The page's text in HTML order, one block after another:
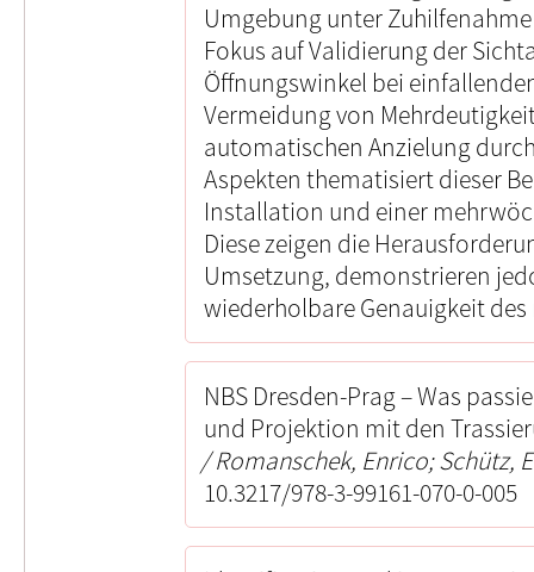
Umgebung unter
Fokus auf Validierung der
Öffnungswinkel bei
Vermeidung von
automatischen Anzielung
Aspekten thematisiert dieser
Installation und einer
Diese zeigen die
Umsetzung, demonstrieren
wiederholbare Genauigkeit
NBS Dresden-Prag – Was
und Projektion mit den
Romanschek, Enrico; Schütz,
10.3217/978-3-99161-070-0-005